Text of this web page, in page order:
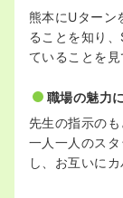
熊本にUターン
ることを知り
ていることを見
職場の魅力
先生の指示のも
一人一人のス
し、お互いに